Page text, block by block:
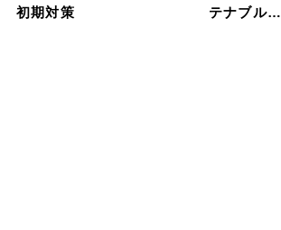
初期対策
テナブル…